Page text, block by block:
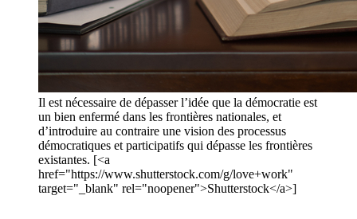
Il est nécessaire de dépasser l’idée que la démocratie est
un bien enfermé dans les frontières nationales, et
d’introduire au contraire une vision des processus
démocratiques et participatifs qui dépasse les frontières
existantes. [<a
href="https://www.shutterstock.com/g/love+work"
target="_blank" rel="noopener">Shutterstock</a>]